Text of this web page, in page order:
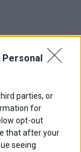
Personal
parties, or
for
opt-out
that after your
seeing